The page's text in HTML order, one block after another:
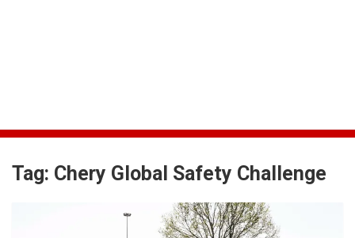
Tag: Chery Global Safety Challenge